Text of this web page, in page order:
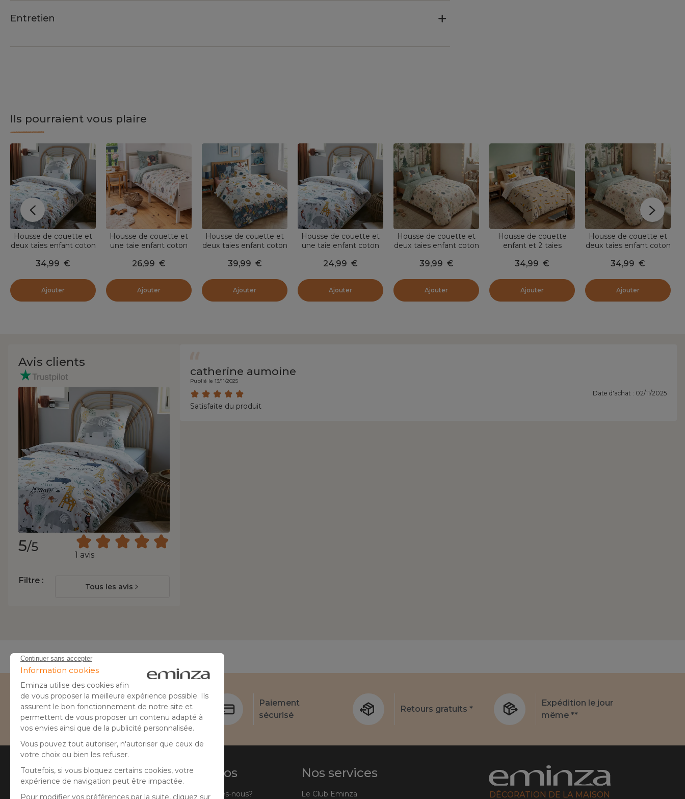
Entretien
Ils pourraient vous plaire
Housse de couette et
deux taies enfant coton
Multicolore
34,99 €
Ajouter
Housse de couette et
une taie enfant coton
Multicolore
26,99 €
Ajouter
Housse de couette et
deux taies enfant coton
Multicolore
39,99 €
Ajouter
Housse de couette et
une taie enfant coton
Multicolore
24,99 €
Ajouter
Housse de couette et
deux taies enfant coton
Polisson Multicolore
39,99 €
Ajouter
Housse de couette
enfant et 2 taies
220 cm) Isidore
34,99 €
Ajouter
Housse de couette et
deux taies enfant coton
Polisson Multicolore
34,99 €
Ajouter
Avis clients
5/5
1 avis
Filtre :
Tous les avis
catherine aumoine
Publié le 13/11/2025
Date d'achat : 02/11/2025
Satisfaite du produit
Besoin d'aide ?
04 50 65 10 12
Paiement
sécurisé
Retours gratuits *
Expédition le jour
même **
Aide
Suivre ma commande
A propos
Qui sommes-nous?
Nos services
Le Club Eminza DÉCORATION DE LA MAISON